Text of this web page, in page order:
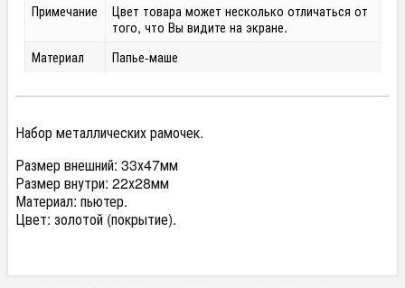
Примечание
Цвет товара может несколько отличаться от
того, что Вы видите на экране.
Материал
Папье-маше
Набор металлических рамочек.
Размер внешний: 33х47мм
Размер внутри: 22х28мм
Материал: пьютер.
Цвет: золотой (покрытие).